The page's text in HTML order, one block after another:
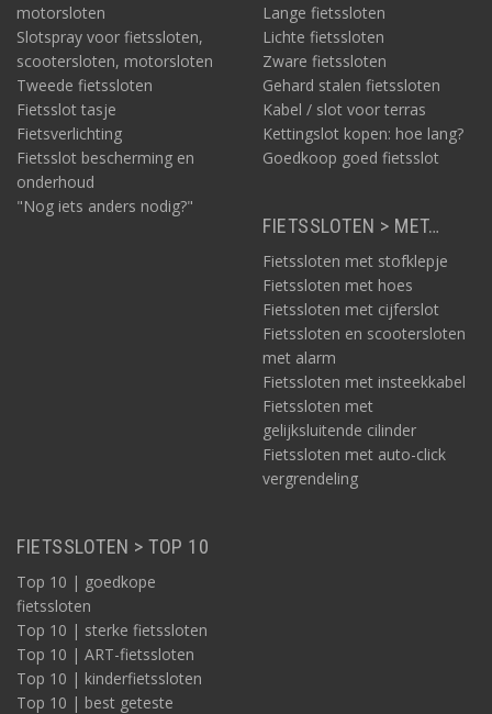
motorsloten
Slotspray voor fietssloten,
scootersloten, motorsloten
Tweede fietssloten
Fietsslot tasje
Fietsverlichting
Fietsslot bescherming en
onderhoud
"Nog iets anders nodig?"
Lange fietssloten
Lichte fietssloten
Zware fietssloten
Gehard stalen fietssloten
Kabel / slot voor terras
Kettingslot kopen: hoe lang?
Goedkoop goed fietsslot
FIETSSLOTEN > MET…
Fietssloten met stofklepje
Fietssloten met hoes
Fietssloten met cijferslot
Fietssloten en scootersloten
met alarm
Fietssloten met insteekkabel
Fietssloten met
gelijksluitende cilinder
Fietssloten met auto-click
vergrendeling
FIETSSLOTEN > TOP 10
Top 10 | goedkope
fietssloten
Top 10 | sterke fietssloten
Top 10 | ART-fietssloten
Top 10 | kinderfietssloten
Top 10 | best geteste